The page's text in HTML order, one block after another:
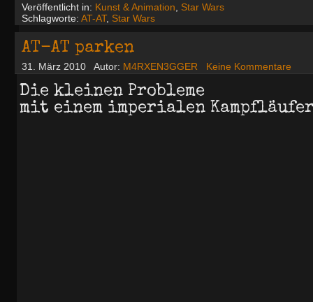
Veröffentlicht in: Kunst & Animation
Star Wars
Schlagworte: AT-AT, Star Wars
AT-AT parken
31. März 2010 Autor: M4RXEN3GGER Keine Kommentare
Die kleinen Probleme
mit einem imperialen